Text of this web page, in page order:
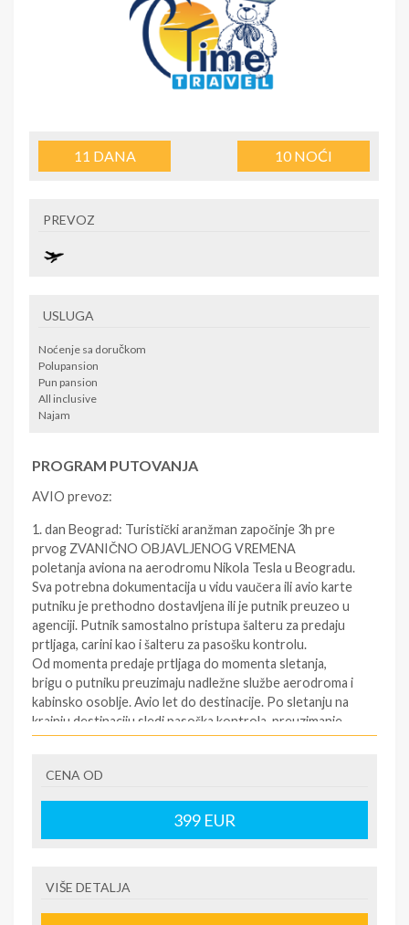
11 DANA 10NOĆI
PREVOZ
USLUGA
Noćenje sa doručkom
Polupansion
Pun pansion
All inclusive
Najam
PROGRAM PUTOVANJA
AVIO prevoz:
1. dan Beograd: Turistički aranžman započinje 3h pre
prvog ZVANIČNO OBJAVLJENOG VREMENA
poletanja aviona na aerodromu Nikola Tesla u Beogradu.
Sva potrebna dokumentacija u vidu vaučera ili avio karte
putniku je prethodno dostavljena ili je putnik preuzeo u
agenciji. Putnik samostalno pristupa šalteru za predaju
prtljaga, carini kao i šalteru za pasošku kontrolu.
Od momenta predaje prtljaga do momenta sletanja,
brigu o putniku preuzimaju nadležne službe aerodroma i
kabinsko osoblje. Avio let do destinacije. Po sletanju na
krajnju destinaciju sledi pasoška kontrola, preuzimanje
predatog prtljaga i transfer do objekata gde gosti
(sobe su rezervisane od 16h, a može biti i ranije, u slučaju
raspoloživosti). Noćenje. Transfer do smeštaja će se
obaviti najbliže moguće i može se obaviti autobusom,
mini busom, taksijem ili drugim vozilom, kao i
pojedinim destinacijama, moguće je da se prtljag prevozi
drugim vozilom. Raspored soba određuje isključivo
CENA OD
399 EUR
VIŠE DETALJA